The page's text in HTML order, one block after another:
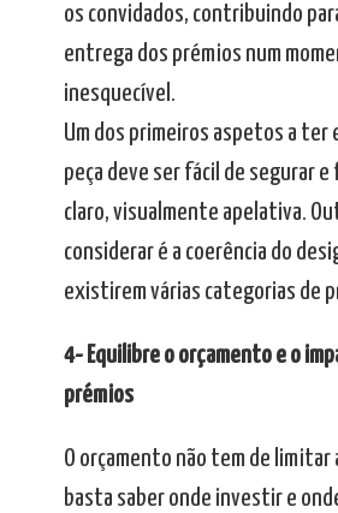
os convidados, contribuindo
entrega dos prémios num
inesquecível.
Um dos primeiros aspetos a ter
peça deve ser fácil de segurar e
claro, visualmente apelativa.
considerar é a coerência do
existirem várias categorias de
4- Equilibre o orçamento e o
prémios
O orçamento não tem de limitar
basta saber onde investir e